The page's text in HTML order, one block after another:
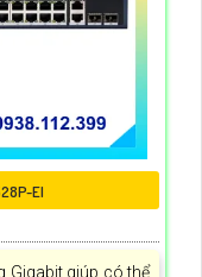
EI
Gigabit giúp có thể